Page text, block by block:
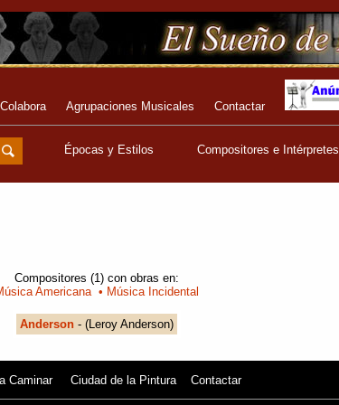
Colabora Agrupaciones Musicales Contactar
Épocas y Estilos Compositores e Intérpretes
Compositores (1) con obras en:
Americana• Música Incidental
Anderson - (Leroy Anderson)
Caminar Ciudad de la Pintura Contactar